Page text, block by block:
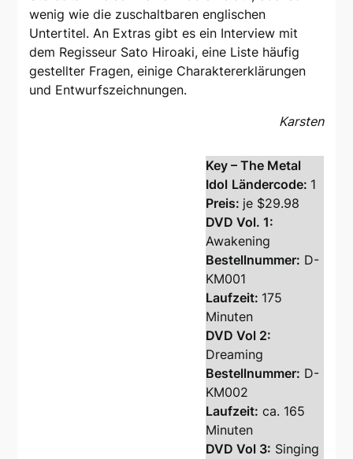
wenig wie die zuschaltbaren englischen
Untertitel. An Extras gibt es ein Interview mit
dem Regisseur Sato Hiroaki, eine Liste häufig
gestellter Fragen, einige Charaktererklärungen
und Entwurfszeichnungen.
Karsten
Key – The Metal
Idol Ländercode: 1
Preis: je $29.98
DVD Vol. 1:
Awakening
Bestellnummer: D-
KM001
Laufzeit: 175
Minuten
DVD Vol 2:
Dreaming
Bestellnummer: D-
KM002
Laufzeit: ca. 165
Minuten
DVD Vol 3: Singing